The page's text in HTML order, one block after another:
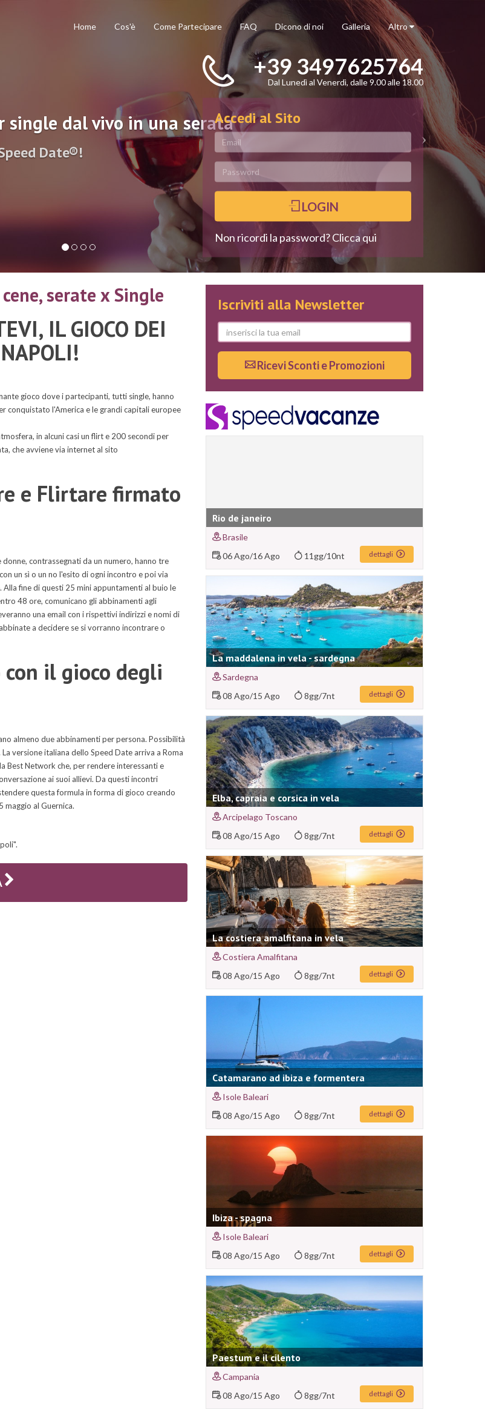
Home Cos'è Come Partecipare FAQ Dicono di noi Galleria Altro
single dal vivo in una serata
Date®!
+39 3497625764
Dal Lunedì al Venerdì, dalle 9.00 alle 18.00
Accedi al Sito
LOGIN
Non ricordi la password? Clicca qui
serate x Single
IL GIOCO DEI
gioco dove i partecipanti, tutti single, hanno
conquistato l'America e le grandi capitali europee
in alcuni casi un flirt e 200 secondi per
che avviene via internet al sito
e Flirtare firmato
contrassegnati da un numero, hanno tre
un sì o un no l'esito di ogni incontro e poi via
fine di questi 25 mini appuntamenti al buio le
48 ore, comunicano gli abbinamenti agli
una email con i rispettivi indirizzi e nomi di
a decidere se si vorranno incontrare o
il gioco degli
almeno due abbinamenti per persona. Possibilità
versione italiana dello Speed Date arriva a Roma
Best Network che, per rendere interessanti e
ai suoi allievi. Da questi incontri
questa formula in forma di gioco creando
al Guernica.
Iscriviti alla Newsletter
Ricevi Sconti e Promozioni
Rio de janeiro
Brasile
06 Ago/16 Ago 11gg/10nt dettagli
La maddalena in vela - sardegna
Sardegna
08 Ago/15 Ago 8gg/7nt dettagli
Elba, capraia e corsica in vela
Arcipelago Toscano
08 Ago/15 Ago 8gg/7nt dettagli
La costiera amalfitana in vela
Costiera Amalfitana
08 Ago/15 Ago 8gg/7nt dettagli
Catamarano ad ibiza e formentera
Isole Baleari
08 Ago/15 Ago 8gg/7nt dettagli
Ibiza - spagna
Isole Baleari
08 Ago/15 Ago 8gg/7nt dettagli
Paestum e il cilento
Campania
08 Ago/15 Ago 8gg/7nt dettagli